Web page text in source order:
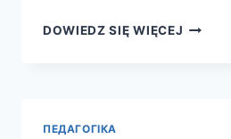
DOWIEDZ SIĘ WIĘCEJ
ПЕДАГОГІКА